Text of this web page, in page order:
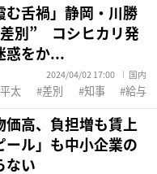
む舌禍」静岡・川勝
別” コシヒカリ発
惑をか...
2024/04/02 17:00 国内
太 差別 知事 給与
価高、負担増も賃上
ール」も中小企業の
ない